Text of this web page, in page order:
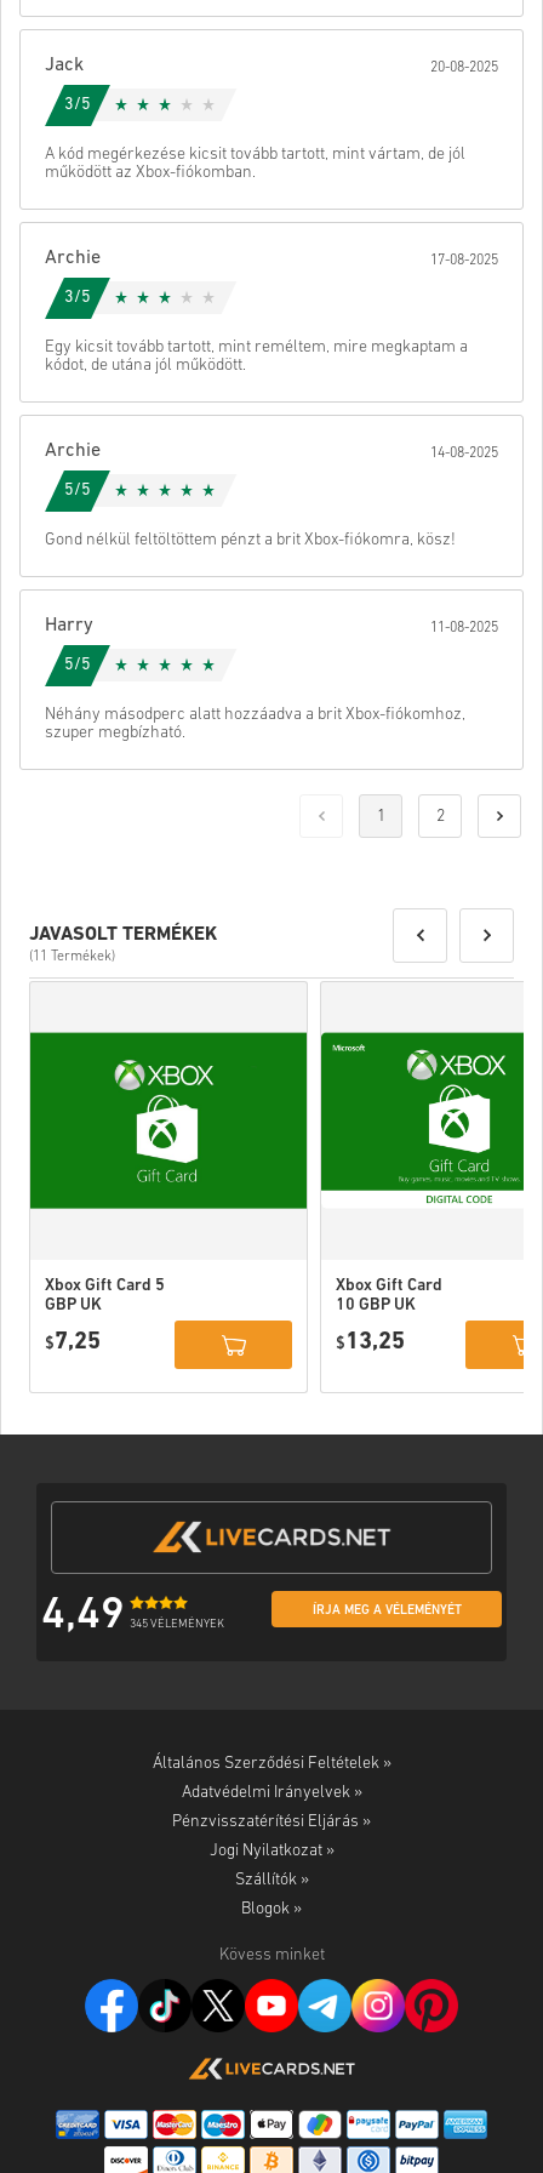
Nézd meg a gyors útmutatót fent, vagy kövesd az alábbi lépéseket
👇
• Válaszd ki a terméket
• Add meg az e-mail címed
• Fejezd be a rendelést
Ezután kapsz egy e-mailt egy biztonságos linkkel a kódod
eléréséhez.
ezért eredetiek.
Letölthető tartalom vagy DLC-termékek – A kiegészítővel
való játékhoz rendelkezned kell az eredeti játékkal.
Egyes termékekhez több kódot is kaphat.
Megszünteti
Jack 20-08-2025
3/5
A kód megérkezése kicsit tovább tartott, mint vártam, de jól
működött az Xbox-fiókomban.
Archie 17-08-2025
3/5
Egy kicsit tovább tartott, mint reméltem, mire megkaptam a
kódot, de utána jól működött.
Archie 14-08-2025
5/5
Gond nélkül feltöltöttem pénzt a brit Xbox-fiókomra, kösz!
Harry 11-08-2025
5/5
Néhány másodperc alatt hozzáadva a brit Xbox-fiókomhoz,
szuper megbízható.
1 2
JAVASOLT TERMÉKEK
(11 Termékek)
Xbox Gift Card 5
GBP UK
$7,25
Xbox Gift Card
10 GBP UK
$ 13,25
4,49 345 VÉLEMÉNYEK
ÍRJA MEG A VÉLEMÉNYÉT
Általános Szerződési Feltételek »
Adatvédelmi Irányelvek »
Pénzvisszatérítési Eljárás »
Jogi Nyilatkozat »
Szállítók »
Blogok »
Kövess minket